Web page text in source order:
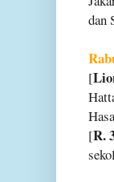
dan
[
[R.